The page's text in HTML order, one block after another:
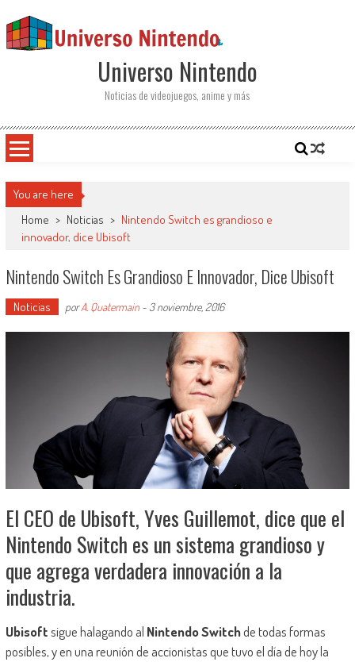
Universo Nintendo
Noticias de videojuegos, anime y más
You are here
Home > Noticias > Nintendo Switch es grandioso e
innovador, dice Ubisoft
Nintendo Switch Es Grandioso E Innovador, Dice Ubisoft
Noticias porA. Quatermain- 3 noviembre, 2016
El CEO de Ubisoft, Yves Guillemot, dice que el
Nintendo Switch es un sistema grandioso y
que agrega verdadera innovación a la
industria.
Ubisoftsigue halagando al Nintendo Switchde todas formas
posibles, y en una reunión de accionistas que tuvo el día de hoy la